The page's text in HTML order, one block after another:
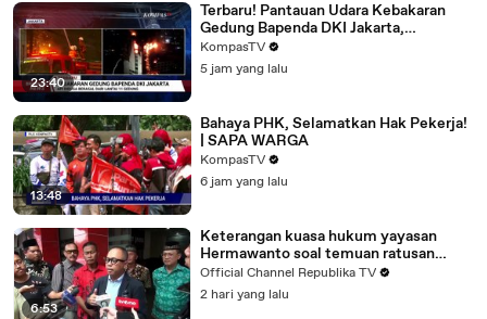
23:40
Terbaru! Pantauan Udara Kebakaran
Gedung Bapenda DKI Jakarta,
Pemadaman Berlangsung Hampir 2
Jam
KompasTV
5 jam yang lalu
13:48
Bahaya PHK, Selamatkan Hak Pekerja!
| SAPA WARGA
KompasTV
6 jam yang lalu
6:53
Keterangan kuasa hukum yayasan
Hermawanto soal temuan ratusan
senjata api dan air soft gun di salah satu
sekolah swasta di Pondok Pinang,
Jakarta Selatan.
Official Channel Republika TV
2 hari yang lalu